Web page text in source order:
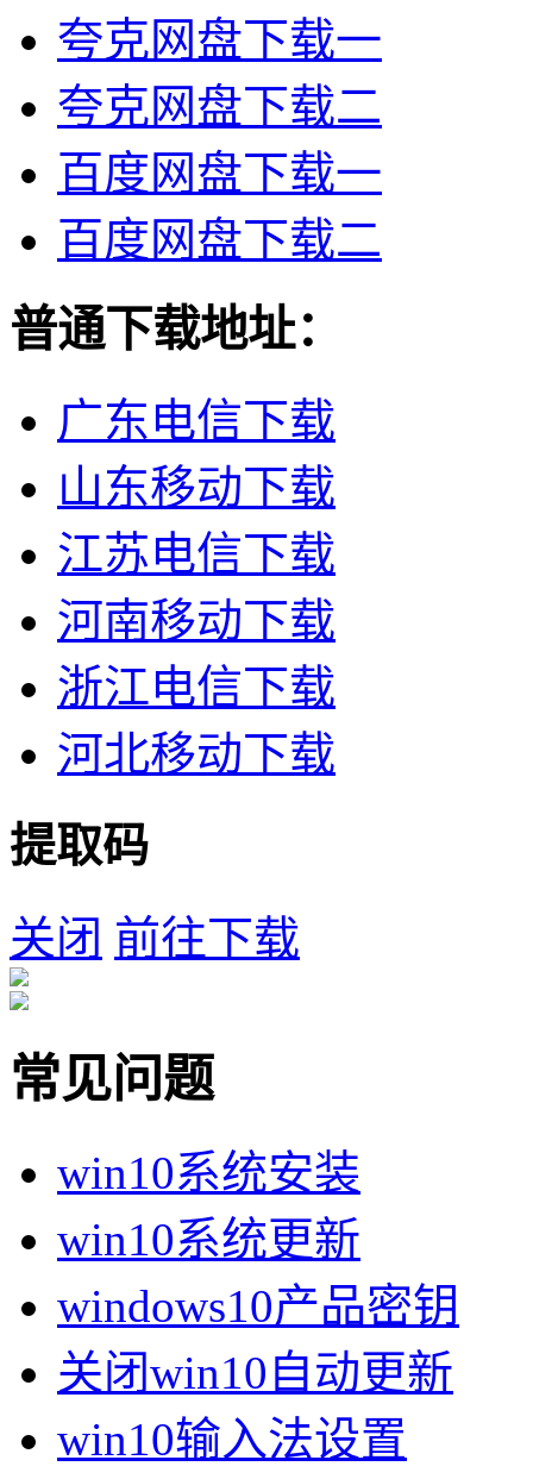
夸克网盘下载一
夸克网盘下载二
百度网盘下载一
百度网盘下载二
普通下载地址：
广东电信下载
山东移动下载
江苏电信下载
河南移动下载
浙江电信下载
河北移动下载
提取码
关闭 前往下载
常见问题
win10系统安装
win10系统更新
windows10产品密钥
关闭win10自动更新
win10输入法设置